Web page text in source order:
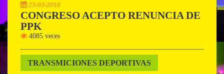
23-03-2018
CONGRESO ACEPTO RENUNCIA DE
PPK
4085 veces
TRANSMICIONES DEPORTIVAS